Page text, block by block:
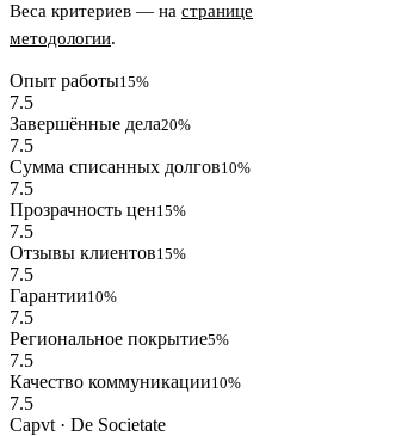
Веса критериев — на странице
методологии.
Опыт работы15%
7.5
Завершённые дела20%
7.5
Сумма списанных долгов10%
7.5
Прозрачность цен15%
7.5
Отзывы клиентов15%
7.5
Гарантии10%
7.5
Региональное покрытие5%
7.5
Качество коммуникации10%
7.5
Capvt · De Societate